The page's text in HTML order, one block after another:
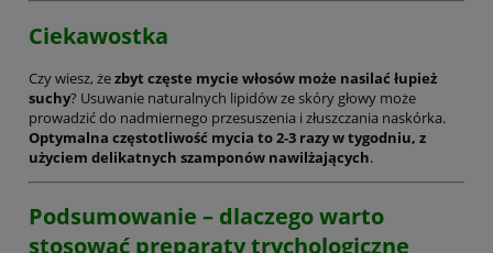
Ciekawostka
Czy wiesz, żezbyt częste mycie włosów może nasilać łupież
suchy? Usuwanie naturalnych lipidów ze skóry głowy może
prowadzić do nadmiernego przesuszenia i złuszczania naskórka.
Optymalna częstotliwość mycia to 2-3 razy w tygodniu, z
użyciem delikatnych szamponów nawilżających.
Podsumowanie – dlaczego warto
stosować preparaty trychologiczne